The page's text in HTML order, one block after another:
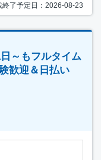
終了予定日：2026-08-23
～もフルタイム
歓迎＆日払い